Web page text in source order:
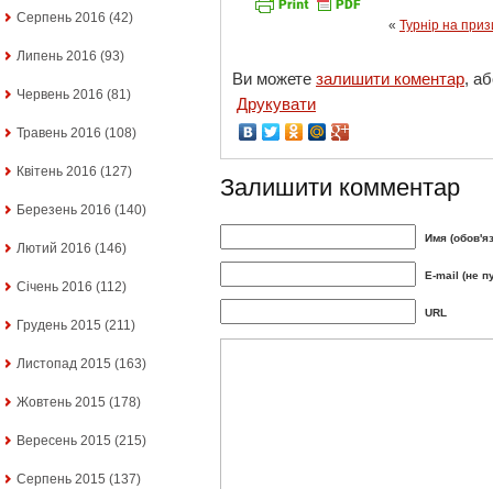
Серпень 2016 (42)
Липень 2016 (93)
Червень 2016 (81)
Травень 2016 (108)
Квітень 2016 (127)
Березень 2016 (140)
Лютий 2016 (146)
Січень 2016 (112)
Грудень 2015 (211)
Листопад 2015 (163)
Жовтень 2015 (178)
Вересень 2015 (215)
Серпень 2015 (137)
« Турнір на
Ви можете залишити коментар,
Друкувати
Залишити комментар
Имя
E-mail (не
URL